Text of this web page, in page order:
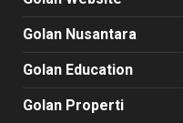
Golan Nusantara
Golan Education
Golan Properti